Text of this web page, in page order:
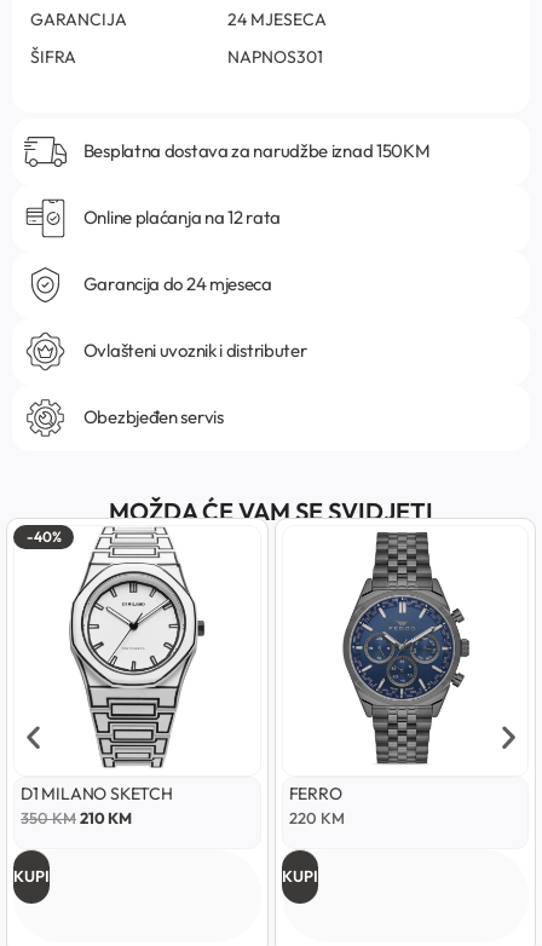
GARANCIJA
24 MJESECA
ŠIFRA
NAPNOS301
Besplatna dostava za narudžbe iznad 150KM
Online plaćanja na 12 rata
Garancija do 24 mjeseca
Ovlašteni uvoznik i distributer
Obezbjeđen servis
MOŽDA ĆE VAM SE SVIDJETI
-40%
D1 MILANO SKETCH
350KM210KM
KUPI
FERRO
220 KM
KUPI